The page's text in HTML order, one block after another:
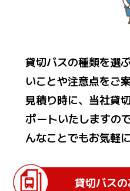
貸切バスの種類を選
いことや注意点をご
見積り時に、当社貸
ポートいたしますの
んなことでもお気軽
貸切バス